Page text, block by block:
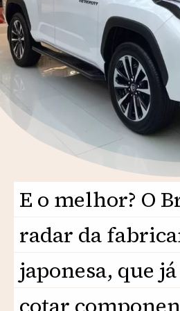
E o melhor? O
radar da
japonesa, que
E o melhor? O
radar da
japonesa, que